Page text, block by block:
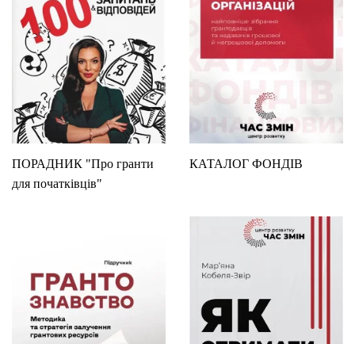
ПОРАДНИК "Про гранти
для початківців"
КАТАЛОГ ФОНДІВ